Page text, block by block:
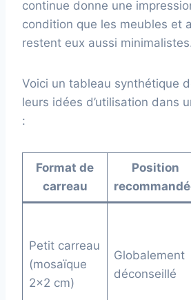
continue donne une
condition que les meubles et
restent eux aussi
Voici un tableau synthétique
leurs idées d’utilisation dans
:
Format de
carreau
Position
Petit carreau
(mosaïque
2×2 cm)
Globalement
déconseillé